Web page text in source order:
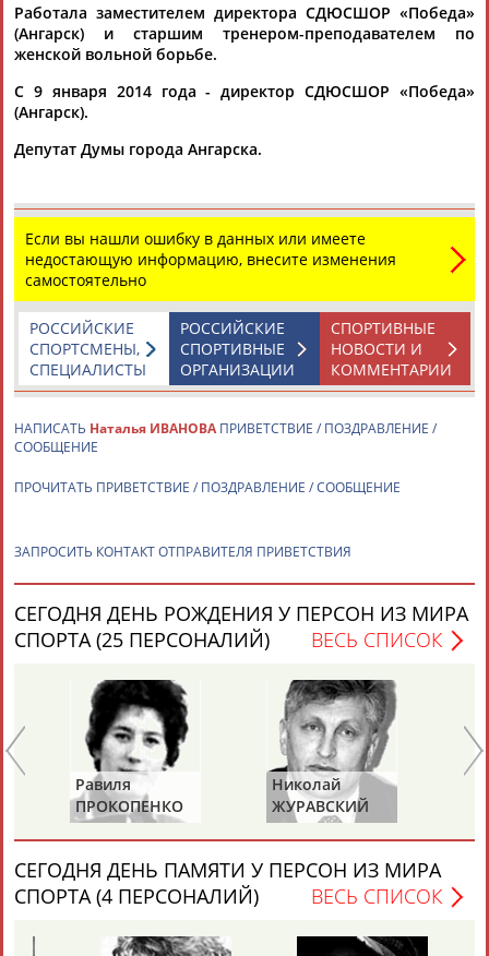
АБДРАХМАНОВАБДРАХМАНОВААБДУВАЛИЕВ
Рамазан
АБДУЛАЕВ
Тагир
АБДУЛАЕВ
Камиль
Загалав
Камалудин
Абдула
Магомед
Назир
24 персон из 13181
ЕЩЁ ПЕРСОНЫ
ТАБЛО АКТИВНОСТИ
ЦЕЛИ ПРОЕКТА КОНТАКТЫ НАШИ КНОПКИ
Вопросы сотрудничества и совместной деятельности inform@infosport.ru
Стадион, 1998-2026
Адресов в новостной рассылке: 996
Подпишись
Работала заместителем директора СДЮСШОР «Победа»
(Ангарск) и старшим тренером-преподавателем по
женской вольной борьбе.
С 9 января 2014 года - директор СДЮСШОР «Победа»
(Ангарск).
Депутат Думы города Ангарска.
Если вы нашли ошибку в данных или имеете
недостающую информацию, внесите изменения
самостоятельно
СПОРТИВНЫЕ
НОВОСТИ И
КОММЕНТАРИИ
РОССИЙСКИЕ
СПОРТИВНЫЕ
ОРГАНИЗАЦИИ
РОССИЙСКИЕ
СПОРТСМЕНЫ,
СПЕЦИАЛИСТЫ
НАПИСАТЬ Наталья ИВАНОВА ПРИВЕТСТВИЕ / ПОЗДРАВЛЕНИЕ /
СООБЩЕНИЕ
ПРОЧИТАТЬ ПРИВЕТСТВИЕ / ПОЗДРАВЛЕНИЕ / СООБЩЕНИЕ
ЗАПРОСИТЬ КОНТАКТ ОТПРАВИТЕЛЯ ПРИВЕТСТВИЯ
СЕГОДНЯ ДЕНЬ РОЖДЕНИЯ У ПЕРСОН ИЗ МИРА
СПОРТА (25 ПЕРСОНАЛИЙ)
ВЕСЬ СПИСОК
Равиля
ПРОКОПЕНКО
(САЛИМОВА)
Николай
ЖУРАВСКИЙ
СЕГОДНЯ ДЕНЬ ПАМЯТИ У ПЕРСОН ИЗ МИРА
СПОРТА (4 ПЕРСОНАЛИЙ)
ВЕСЬ СПИСОК